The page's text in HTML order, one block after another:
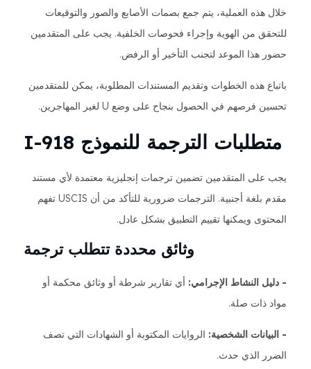
خلال هذه العملية، يتم جمع بصمات الأصابع والصور والتوقيعات
للتحقق من الهوية وإجراء فحوصات الخلفية. يجب على المتقدمين
حضور هذا الموعد لتجنب التأخير أو الرفض.
باتباع هذه الخطوات وتقديم المستندات المطلوبة، يمكن للمتقدمين
تحسين فرصهم في الحصول بنجاح على وضع U لغير المهاجرين.
متطلبات الترجمة للنموذج I-918
يجب على المتقدمين تضمين ترجمات إنجليزية معتمدة لأي مستند
مقدم بلغة أجنبية. الترجمات ضرورية للتأكد من أن USCIS تفهم
المحتوى ويمكنها تقييم التطبيق بشكل عادل.
وثائق محددة تتطلب ترجمة
- دليل النشاط الإجرامي: أي تقارير شرطة أو وثائق محكمة أو
مواد ذات صلة.
- البيانات الشخصية: الروايات المكتوبة أو الشهادات التي تصف
الضرر الذي حدث.